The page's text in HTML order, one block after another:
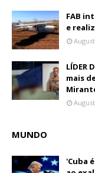
FAB
e
LÍDER
mais
MUNDO
'Cuba